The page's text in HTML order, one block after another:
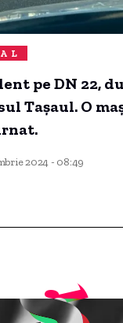
pe DN 22,
Tașaul. O
2024 - 08:49